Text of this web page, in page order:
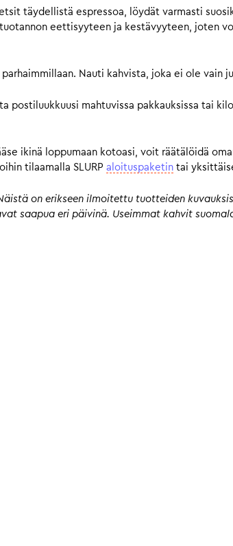
täydellistä espressoa, löydät varmasti
eettisyyteen ja kestävyyteen, joten
Nauti kahvista, joka ei ole vain
postiluukkuusi mahtuvissa pakkauksissa tai
ikinä loppumaan kotoasi, voit räätälöidä
tilaamalla SLURP aloituspaketin tai
on erikseen ilmoitettu tuotteiden
saapua eri päivinä. Useimmat kahvit